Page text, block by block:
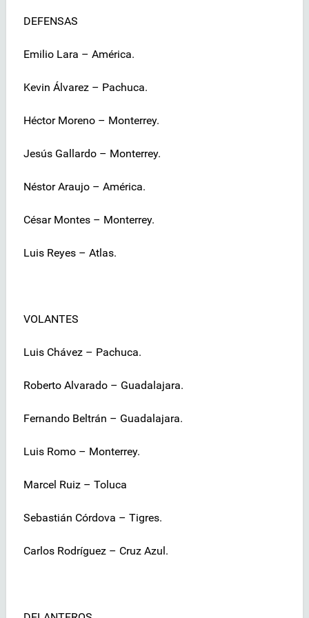
DEFENSAS
Emilio Lara – América.
Kevin Álvarez – Pachuca.
Héctor Moreno – Monterrey.
Jesús Gallardo – Monterrey.
Néstor Araujo – América.
César Montes – Monterrey.
Luis Reyes – Atlas.
VOLANTES
Luis Chávez – Pachuca.
Roberto Alvarado – Guadalajara.
Fernando Beltrán – Guadalajara.
Luis Romo – Monterrey.
Marcel Ruiz – Toluca
Sebastián Córdova – Tigres.
Carlos Rodríguez – Cruz Azul.